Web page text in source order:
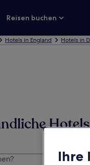
Reisen buchen
Hotels in England Hotels in
Hotels
Ihre